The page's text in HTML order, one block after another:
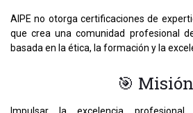
AIPE no otorga certificaciones de
que crea una comunidad profesional
basada en la ética, la formación y la
🎯 Misión